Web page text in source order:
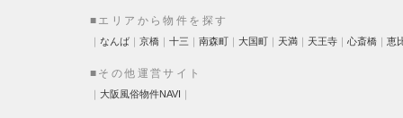
■エリアから物件を探す
｜ なんば ｜ 京橋 ｜ 十三 ｜ 南森町 ｜ 大国町 ｜ 天満 ｜ 天王寺 ｜ 心斎橋 ｜ 恵
■その他運営サイト
｜ 大阪風俗物件NAVI ｜